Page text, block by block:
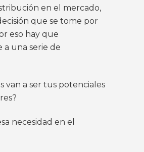
en el mercado,
que se tome por
eso hay que
a una serie de
van a ser tus potenciales
necesidad en el